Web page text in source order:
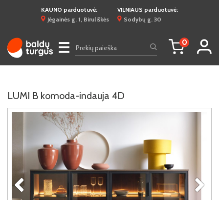
KAUNO parduotuvė:
Jėgainės g. 1, Biruliškės
VILNIAUS parduotuvė:
Sodybų g. 30
☰ 0
LUMI B komoda-indauja 4D